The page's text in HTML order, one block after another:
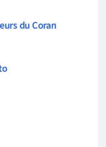
du Coran